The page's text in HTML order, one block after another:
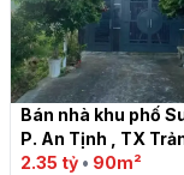
Bán nhà khu phố
P. An Tịnh , TX
2.35 tỷ • 90m²